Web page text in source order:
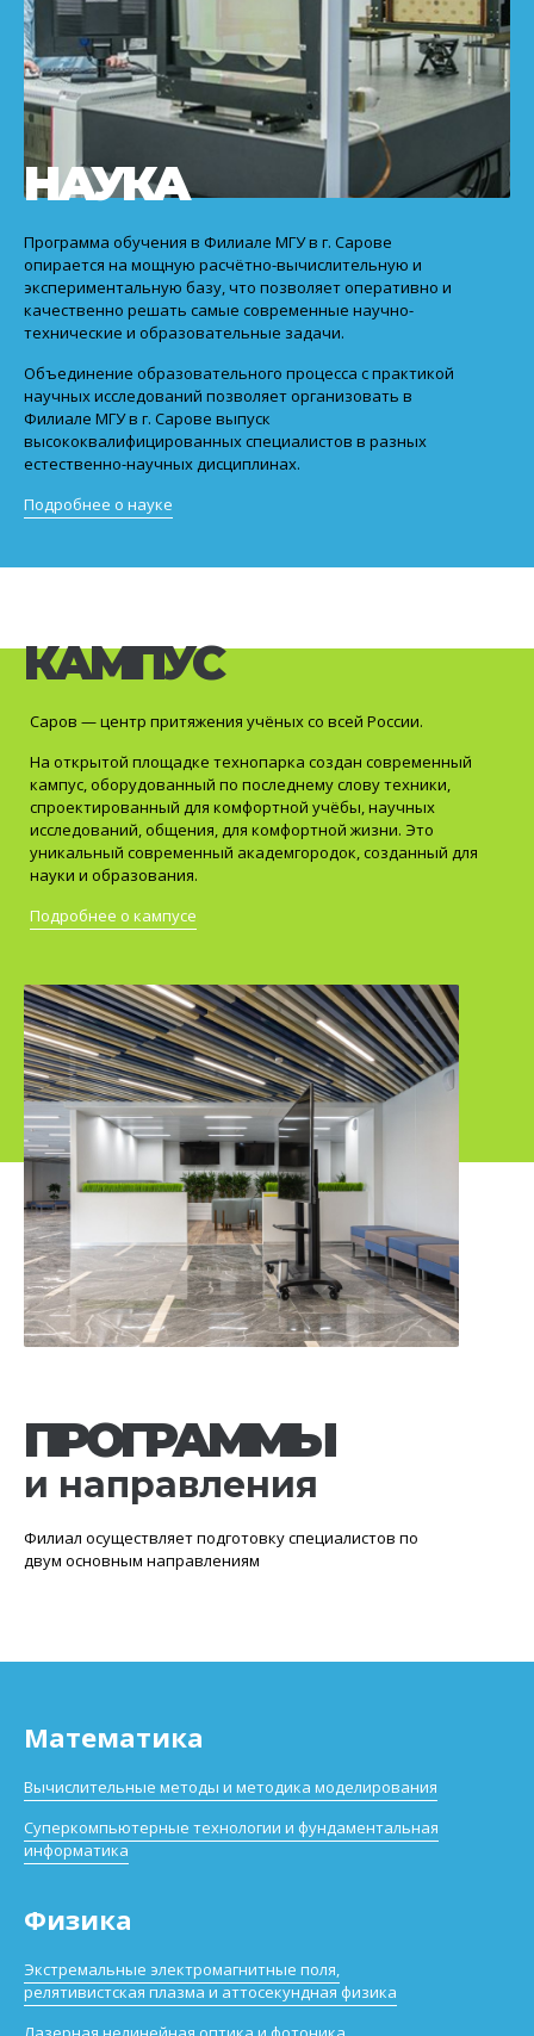
НАУКА
Программа обучения в Филиале МГУ в г. Сарове
опирается на мощную расчётно-вычислительную и
экспериментальную базу, что позволяет оперативно и
качественно решать самые современные научно-
технические и образовательные задачи.
Объединение образовательного процесса с практикой
научных исследований позволяет организовать в
Филиале МГУ в г. Сарове выпуск
высококвалифицированных специалистов в разных
естественно-научных дисциплинах.
Подробнее о науке
КАМПУС
Саров — центр притяжения учёных со всей России.
На открытой площадке технопарка создан современный
кампус, оборудованный по последнему слову техники,
спроектированный для комфортной учёбы, научных
исследований, общения, для комфортной жизни. Это
уникальный современный академгородок, созданный для
науки и образования.
Подробнее о кампусе
ПРОГРАММЫ
и направления
Филиал осуществляет подготовку специалистов по
двум основным направлениям
Математика
Вычислительные методы и методика моделирования
Суперкомпьютерные технологии и фундаментальная
информатика
Физика
Экстремальные электромагнитные поля,
релятивистская плазма и аттосекундная физика